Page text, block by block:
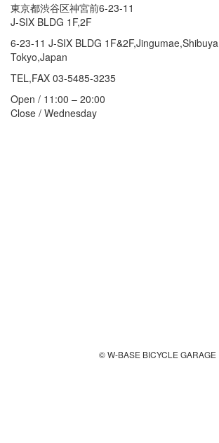
東京都渋谷区神宮前6-23-11
J-SIX BLDG 1F,2F
6-23-11 J-SIX BLDG 1F&2F,Jingumae,Shibuya
Tokyo,Japan
TEL,FAX 03-5485-3235
Open / 11:00 – 20:00
Close / Wednesday
© W-BASE BICYCLE GARAGE